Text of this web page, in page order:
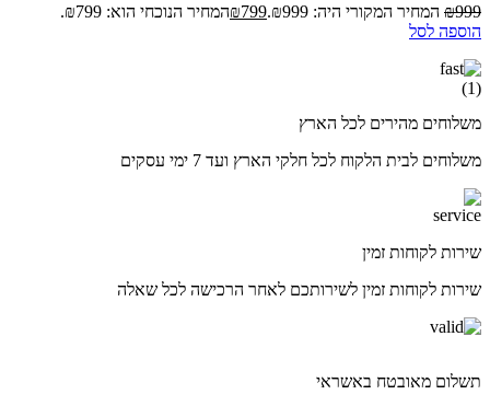
₪999 המחיר המקורי היה: ₪999. ₪799
המחיר הנוכחי הוא: ₪799.
הוספה לסל
משלוחים מהירים לכל הארץ
משלוחים לבית הלקוח לכל חלקי הארץ ועד 7 ימי עסקים
שירות לקוחות זמין
שירות לקוחות זמין לשירותכם לאחר הרכישה לכל שאלה
תשלום מאובטח באשראי